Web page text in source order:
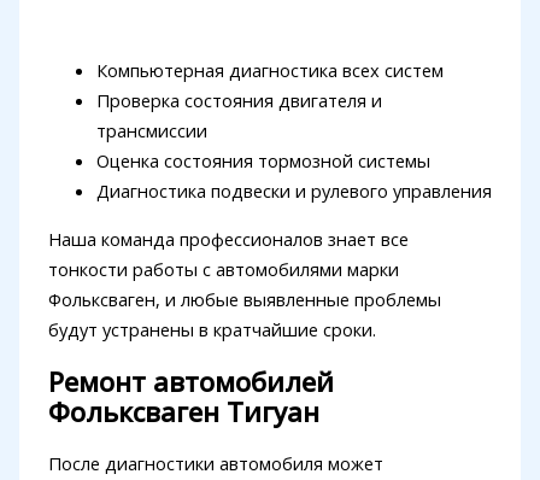
Компьютерная диагностика всех систем
Проверка состояния двигателя и
трансмиссии
Оценка состояния тормозной системы
Диагностика подвески и рулевого управления
Наша команда профессионалов знает все
тонкости работы с автомобилями марки
Фольксваген, и любые выявленные проблемы
будут устранены в кратчайшие сроки.
Ремонт автомобилей
Фольксваген Тигуан
После диагностики автомобиля может